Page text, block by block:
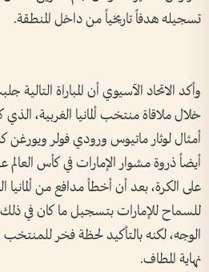
تسجيله هدفاً تاريخياً من داخل المنطقة.
وأكد الاتحاد الآسيوي أن المباراة
خلال ملاقاة منتخب ألمانيا الغربية،
أمثال لوثار ماتيوس ورودي فولر
أيضاً ذروة مشوار الإمارات في كأس
على الكرة، بعد أن أخطأ مدافع من ألمانيا
للسماح للإمارات بتسجيل ما كان في
الوجه، لكنه بالتأكيد لحظة فخر للمنتخب
نهاية المطاف.